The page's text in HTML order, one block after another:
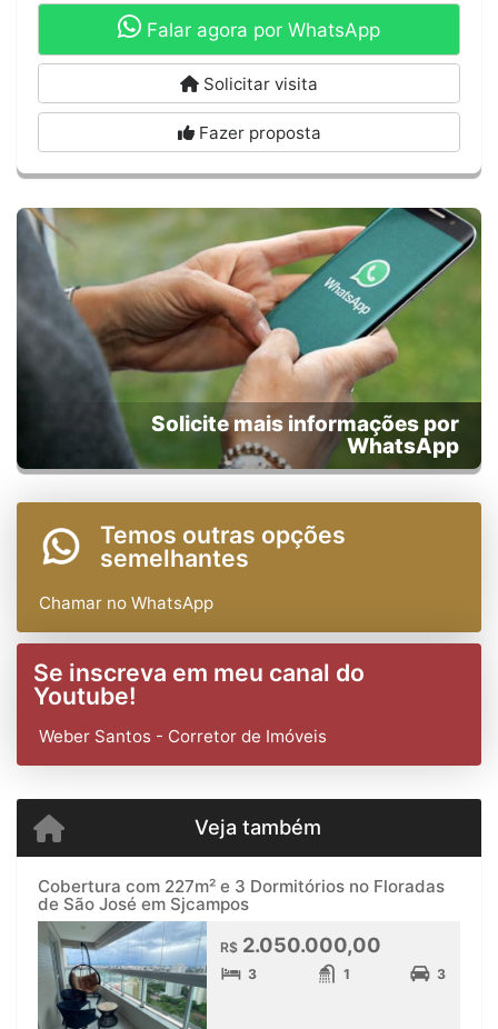
Falar agora por WhatsApp
Solicitar visita
Fazer proposta
Solicite mais informações por
WhatsApp
Temos outras opções
semelhantes
Chamar no WhatsApp
Se inscreva em meu canal do
Youtube!
Weber Santos - Corretor de Imóveis
Veja também
Cobertura com 227m² e 3 Dormitórios no Floradas
de São José em Sjcampos
R$ 2.050.000,00
3 1 3